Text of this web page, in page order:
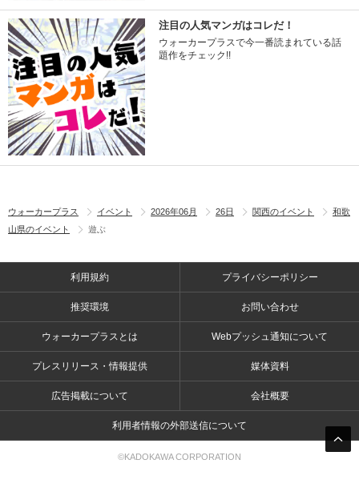
注目の人気マンガはコレだ！
ウォーカープラスで今一番読まれている話
題作をチェック!!
ウォーカープラス イベント 2026年06月 26日 関西のイベント
和歌
山県のイベント
遊ぶ
利用規約 プライバシーポリシー
推奨環境 お問い合わせ
ウォーカープラスとは Webプッシュ通知について
プレスリリース・情報提供 媒体資料
広告掲載について 会社概要
利用者情報の外部送信について
©KADOKAWA CORPORATION